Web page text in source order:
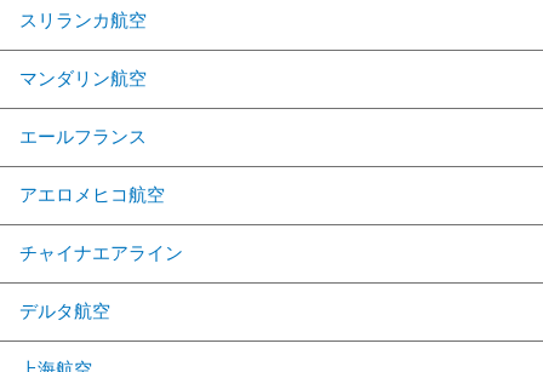
スリランカ航空
マンダリン航空
エールフランス
アエロメヒコ航空
チャイナエアライン
デルタ航空